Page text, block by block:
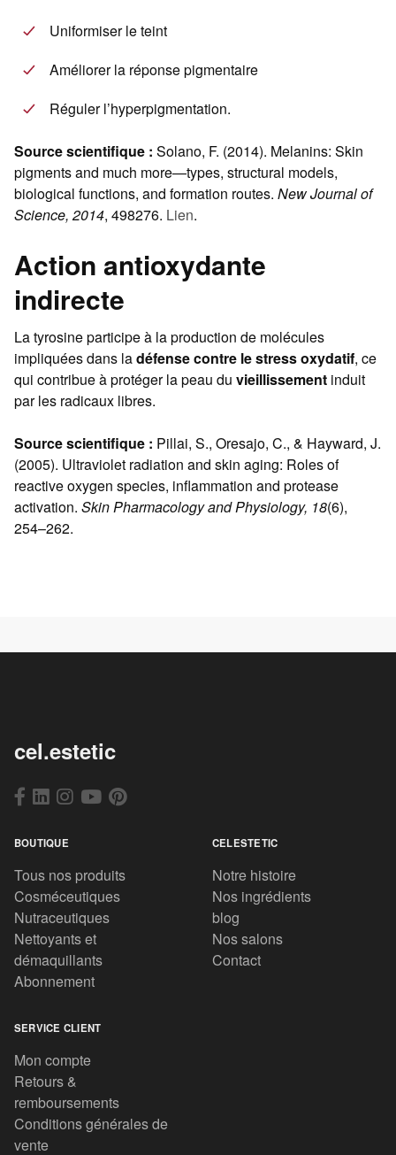
Uniformiser le teint
Améliorer la réponse pigmentaire
Réguler l’hyperpigmentation.
Source scientifique : Solano, F. (2014). Melanins: Skin
pigments and much more—types, structural models,
biological functions, and formation routes. New Journal of
Science, 2014, 498276. Lien.
Action antioxydante
indirecte
La tyrosine participe à la production de molécules
impliquées dans ladéfense contre le stress oxydatif, ce
qui contribue à protéger la peau du vieillissement induit
par les radicaux libres.
Source scientifique : Pillai, S., Oresajo, C., & Hayward, J.
(2005). Ultraviolet radiation and skin aging: Roles of
reactive oxygen species, inflammation and protease
activation. Skin Pharmacology and Physiology, 18(6),
254–262.
cel.estetic
BOUTIQUE
Tous nos produits
Cosméceutiques
Nutraceutiques
Nettoyants et
démaquillants
Abonnement
CELESTETIC
Notre histoire
Nos ingrédients
blog
Nos salons
Contact
SERVICE CLIENT
Mon compte
Retours &
remboursements
Conditions générales de
vente